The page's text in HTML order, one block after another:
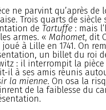
ne parvint qu’après de
Trois quarts de siècle
de Tartuffe : mais
armes. « Mahomet, dit
à Lille en 1741. On
un billet du roi
: il interrompit la
il à ses amis réunis
la mienne. On osa la
de la faiblesse du